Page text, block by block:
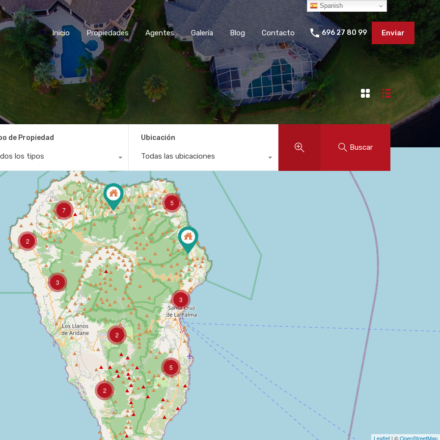
Inicio Propiedades Agentes Galería Blog Contacto 696 27 80 99 Enviar
de Propiedad
los tipos
Ubicación
Todas las ubicaciones
Buscar
3
2
7
5
2
3
2
5
Leaflet | ©OpenStreetMap
Spanish